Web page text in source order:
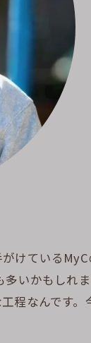
けている
いかもし
程なんです